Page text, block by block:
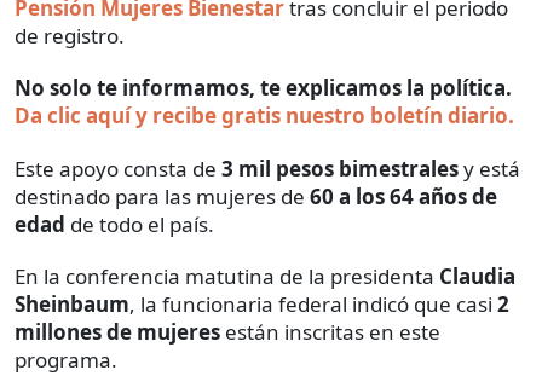
Pensión Mujeres Bienestartras concluir el periodo
de registro.
No solo te informamos, te explicamos la política.
Da clic aquí y recibe gratis nuestro boletín diario.
Este apoyo consta de 3 mil pesos bimestralesy está
destinado para las mujeres de 60 a los 64 años de
edad de todo el país.
En la conferencia matutina de la presidenta Claudia
Sheinbaum, la funcionaria federal indicó que casi 2
millones de mujeres están inscritas en este
programa.